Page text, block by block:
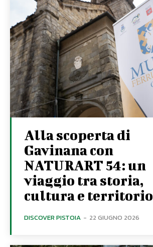
Alla scoperta di
Gavinana con
NATURART 54: un
viaggio tra storia,
cultura e territorio
DISCOVER PISTOIA - 22 GIUGNO 2026